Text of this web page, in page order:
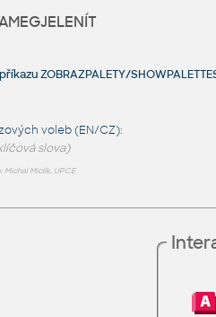
ZOBRAZPALETY/
voleb (EN/CZ):
slova)
Michal Miclík, UPCE